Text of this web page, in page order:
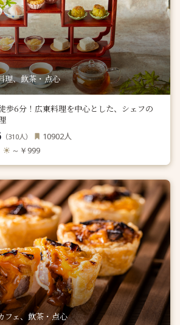
理、飲茶・点心
歩6分！広東料理を中心とした、シェフの
（310人） 10902人
～￥999
フェ、飲茶・点心